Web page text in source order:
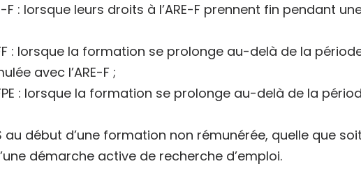
F : lorsque leurs droits à l’ARE-F prennent fin pendant
: lorsque la formation se prolonge au-delà de la
avec l’ARE-F ;
: lorsque la formation se prolonge au-delà de la
au début d’une formation non rémunérée, quelle que
démarche active de recherche d’emploi.